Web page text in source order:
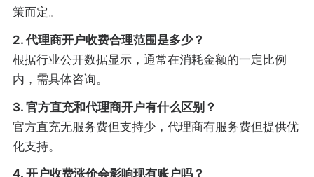
策而定。
2. 代理商开户收费合理范围是多少？
根据行业公开数据显示，通常在消耗金额的一定比例
内，需具体咨询。
3. 官方直充和代理商开户有什么区别？
官方直充无服务费但支持少，代理商有服务费但提供优
化支持。
4. 开户收费涨价会影响现有账户吗？